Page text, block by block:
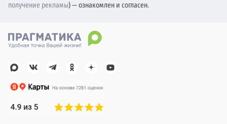
получение рекламы) — ознакомлен и согласен.